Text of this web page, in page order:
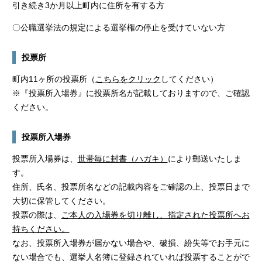
引き続き3か月以上町内に住所を有する方
〇公職選挙法の規定による選挙権の停止を受けていない方
投票所
町内11ヶ所の投票所（ こちらをクリック してください）
※『投票所入場券』に投票所名が記載しておりますので、ご確認
ください。
投票所入場券
投票所入場券は、 世帯毎に封書（ハガキ） により郵送いたしま
す。
住所、氏名、投票所名などの記載内容をご確認の上、投票日まで
大切に保管してください。
投票の際は、
ご本人の入場券を切り離し、指定された投票所へお
持ちください。
なお、投票所入場券が届かない場合や、破損、紛失等でお手元に
ない場合でも、選挙人名簿に登録されていれば投票することがで